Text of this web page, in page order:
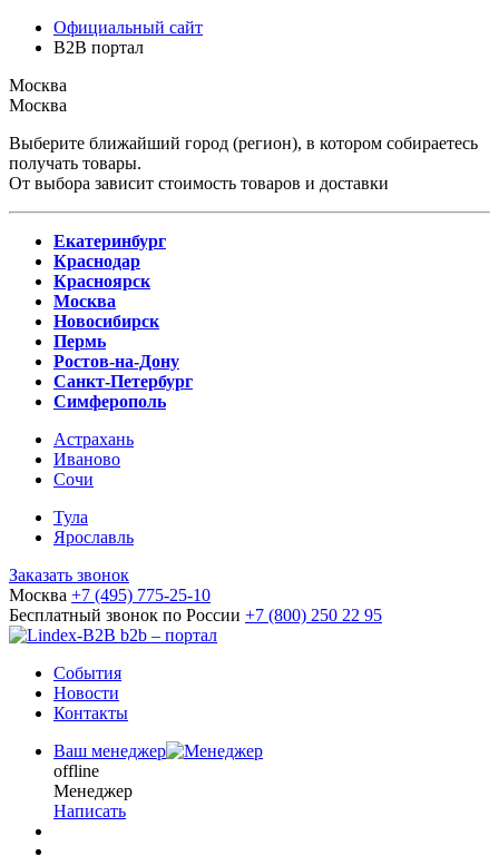
Официальный сайт
B2B портал
Москва
Москва
Выберите ближайший город (регион), в котором собираетесь
получать товары.
От выбора зависит стоимость товаров и доставки
Екатеринбург
Краснодар
Красноярск
Москва
Новосибирск
Пермь
Ростов-на-Дону
Санкт-Петербург
Симферополь
Астрахань
Иваново
Сочи
Тула
Ярославль
Заказать звонок
Москва +7 (495) 775-25-10
Бесплатный звонок по России +7 (800) 250 22 95
b2b – портал
События
Новости
Контакты
Ваш менеджер
offline
Менеджер
Написать